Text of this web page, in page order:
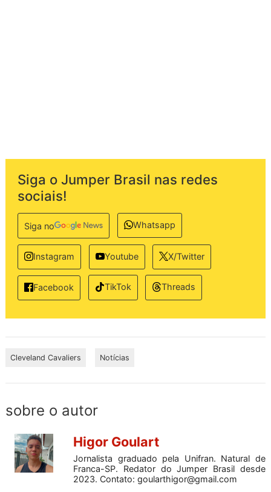
Siga o Jumper Brasil nas redes
sociais!
Siga no Whatsapp
Instagram Youtube X/Twitter
Facebook TikTok Threads
Cleveland Cavaliers Notícias
sobre o autor
Higor Goulart
Jornalista graduado pela Unifran. Natural de
Franca-SP. Redator do Jumper Brasil desde
2023. Contato: goularthigor@gmail.com